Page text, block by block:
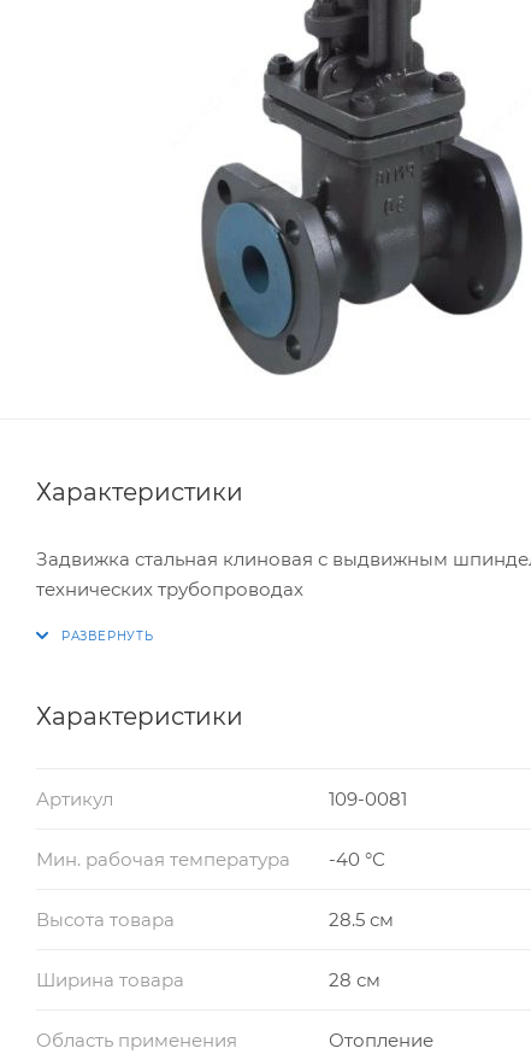
Характеристики
Задвижка стальная клиновая с выдвижным
технических трубопроводах
Характеристики
Артикул 109-0081
Мин. рабочая температура -40 °С
Высота товара 28.5 см
Ширина товара 28 см
Область применения Отопление